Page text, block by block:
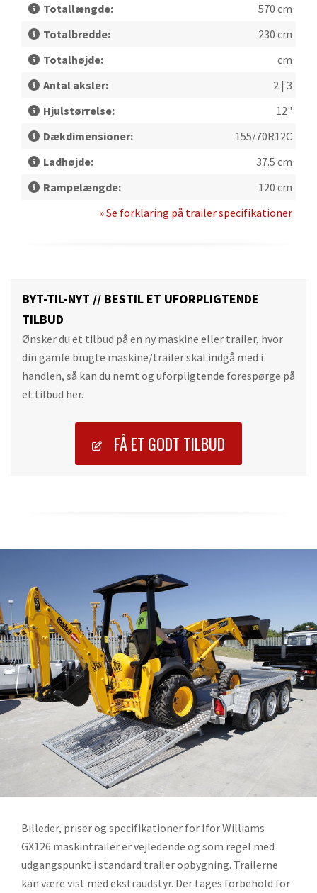
Totallængde:
570 cm
Totalbredde:
230 cm
Totalhøjde:
cm
Antal aksler:
2 | 3
Hjulstørrelse:
12"
Dækdimensioner:
155/70R12C
Ladhøjde:
37.5 cm
Rampelængde:
120 cm
» Se forklaring på trailer specifikationer
BYT-TIL-NYT // BESTIL ET UFORPLIGTENDE
TILBUD
Ønsker du et tilbud på en ny maskine eller trailer, hvor
din gamle brugte maskine/trailer skal indgå med i
handlen, så kan du nemt og uforpligtende forespørge på
et tilbud her.
FÅ ET GODT TILBUD
Billeder, priser og specifikationer for Ifor Williams
GX126 maskintrailer er vejledende og som regel med
udgangspunkt i standard trailer opbygning. Trailerne
kan være vist med ekstraudstyr. Der tages forbehold for